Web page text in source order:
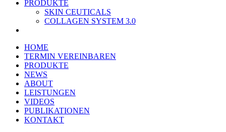
PRODUKTE
SKIN CEUTICALS
COLLAGEN SYSTEM 3.0
HOME
TERMIN VEREINBAREN
PRODUKTE
NEWS
ABOUT
LEISTUNGEN
VIDEOS
PUBLIKATIONEN
KONTAKT